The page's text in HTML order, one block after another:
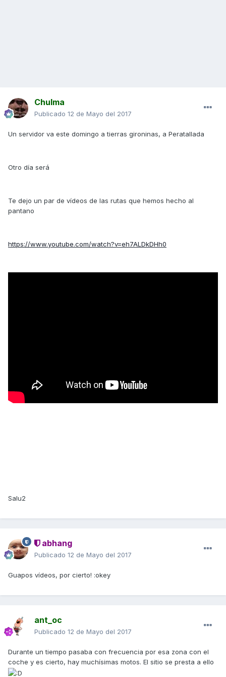
Chulma
Publicado 12 de Mayo del 2017
Un servidor va este domingo a tierras gironinas, a Peratallada
Otro día será
Te dejo un par de vídeos de las rutas que hemos hecho al
pantano
https://www.youtube.com/watch?v=eh7ALDkDHh0
Salu2
abhang
Publicado 12 de Mayo del 2017
Guapos vídeos, por cierto! :okey
ant_oc
Publicado 12 de Mayo del 2017
Durante un tiempo pasaba con frecuencia por esa zona con el
coche y es cierto, hay muchísimas motos. El sitio se presta a ello